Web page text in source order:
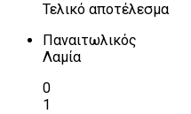
Τελικό αποτέλεσμα
Παναιτωλικός
Λαμία
0
1